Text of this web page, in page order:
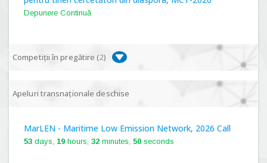
Depunere Continuă
Competiții în pregătire (2)
PNCDI IV, P 5.1 - Proiecte Complexe de Cercetare de
PNCDI IV, SP 5.6.1 - Provocări - Schimbare, PPS2024
Apeluri transnaționale deschise
MarLEN - Maritime Low Emission Network, 2026 Call
53 days, 19 hours, 32 minutes, 49 seconds